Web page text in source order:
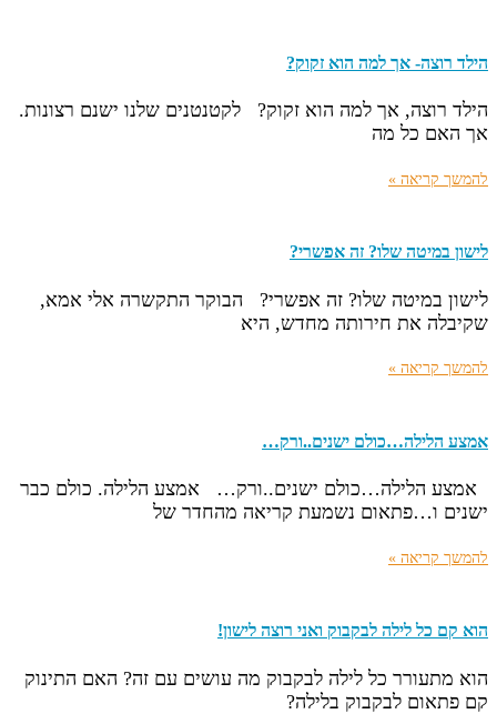
הילד רוצה- אך למה הוא זקוק?
הילד רוצה, אך למה הוא זקוק? לקטנטנים שלנו ישנם רצונות.
אך האם כל מה
להמשך קריאה »
לישון במיטה שלו? זה אפשרי?
לישון במיטה שלו? זה אפשרי? הבוקר התקשרה אלי אמא,
שקיבלה את חירותה מחדש, היא
להמשך קריאה »
אמצע הלילה…כולם ישנים..ורק…
אמצע הלילה…כולם ישנים..ורק… אמצע הלילה. כולם כבר
ישנים ו…פתאום נשמעת קריאה מהחדר של
להמשך קריאה »
הוא קם כל לילה לבקבוק ואני רוצה לישון!
הוא מתעורר כל לילה לבקבוק מה עושים עם זה? האם התינוק
קם פתאום לבקבוק בלילה?